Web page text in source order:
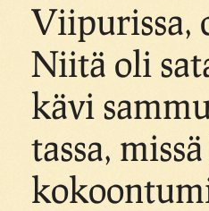
Viipurissa,
Niitä oli
kävi
tassa,